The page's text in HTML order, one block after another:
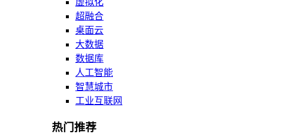
超融合
桌面云
大数据
数据库
人工智能
智慧城市
工业互联网
热门推荐